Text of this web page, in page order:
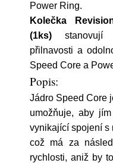
Power Ring.
Kolečka
(1ks) stanovují
přilnavosti a
Speed Core a
Popis:
Jádro Speed Core
umožňuje, aby
vynikající spojení s
což má za
rychlosti, aniž by